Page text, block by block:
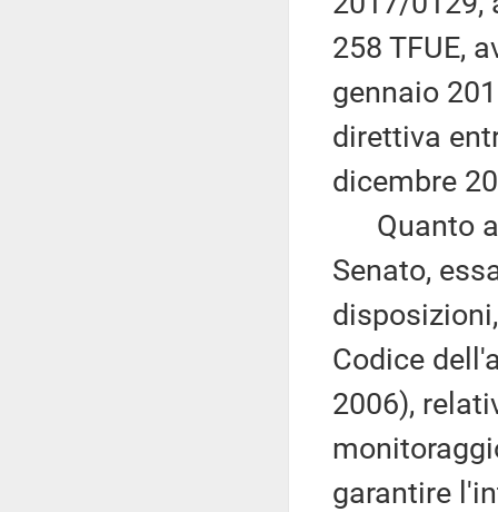
258 TFUE,
gennaio
direttiva
dicembre
Quanto
Senato,
Codice
2006),
garantire